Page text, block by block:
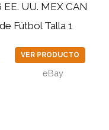
UU. MEX CAN
Fútbol Talla 1
VER PRODUCTO
eBay